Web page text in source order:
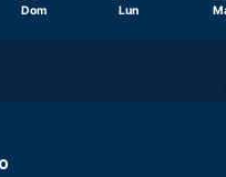
Dom Lun